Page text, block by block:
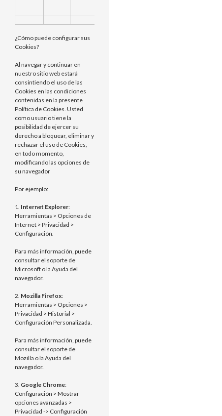
¿Cómo puede configurar sus
Cookies?
Al navegar y continuar en
nuestro sitio web estará
consintiendo el uso de las
Cookies en las condiciones
contenidas en la presente
Política de Cookies. Usted
como usuario tiene la
posibilidad de ejercer su
derecho a bloquear, eliminar y
rechazar el uso de Cookies,
en todo momento,
modificando las opciones de
su navegador
Por ejemplo:
1. Internet Explorer:
Herramientas > Opciones de
Internet > Privacidad >
Configuración.
Para más información, puede
consultar el soporte de
Microsoft o la Ayuda del
navegador.
2. Mozilla Firefox:
Herramientas > Opciones >
Privacidad > Historial >
Configuración Personalizada.
Para más información, puede
consultar el soporte de
Mozilla o la Ayuda del
navegador.
3. Google Chrome:
Configuración > Mostrar
opciones avanzadas >
Privacidad -> Configuración